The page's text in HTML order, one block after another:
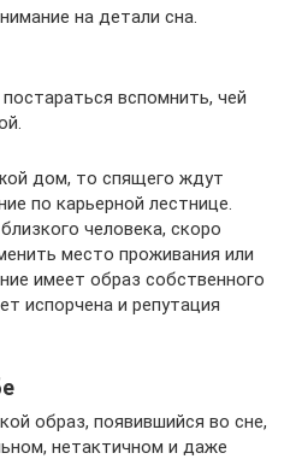
на детали сна.
вспомнить, чей
дом, то спящего ждут
по карьерной лестнице.
человека, скоро
место проживания или
имеет образ собственного
испорчена и репутация
образ, появившийся во сне,
нетактичном и даже